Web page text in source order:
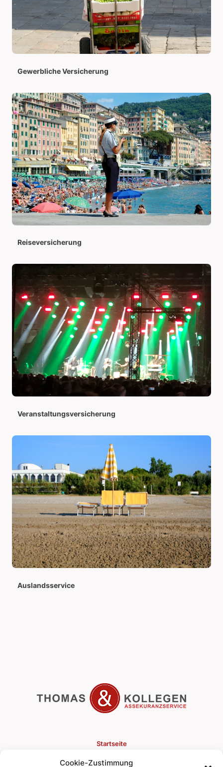
Cookie-Zustimmung
Gewerbliche Versicherung
Reiseversicherung
Veranstaltungsversicherung
Auslandsservice
Startseite